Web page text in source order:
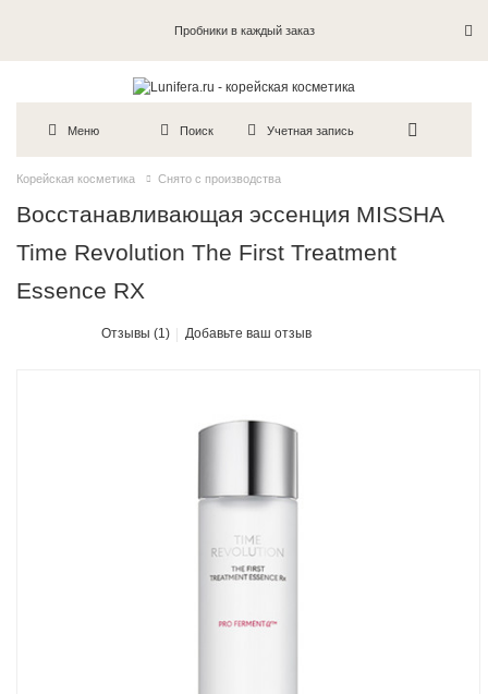
Пробники в каждый заказ
Меню Поиск Учетная запись
Корейская косметика Снято с производства
Восстанавливающая эссенция MISSHA
Time Revolution The First Treatment
Essence RX
Отзывы (1) Добавьте ваш отзыв